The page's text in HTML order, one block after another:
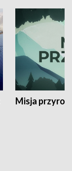
Misja